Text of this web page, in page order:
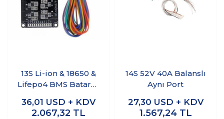
13S Li-ion & 18650 &
Lifepo4 BMS Batarya
Devresi
36,01 USD + KDV
2.067,32 TL
14S 52V 40A Balanslı
Aynı Port
27,30 USD + KDV
1.567,24 TL